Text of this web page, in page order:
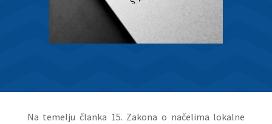
Na temelju članka 15. Zakona o načelima lokalne